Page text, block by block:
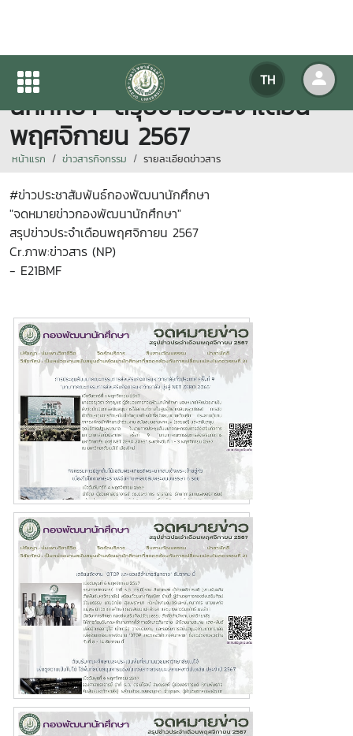
TH
"จดหมายข่าวกองพัฒนา
นักศึกษา" สรุปข่าวประจำเดือน
พฤศจิกายน 2567
หน้าแรก ข่าวสารกิจกรรม รายละเอียดข่าวสาร
#ข่าวประชาสัมพันธ์กองพัฒนานักศึกษา
"จดหมายข่าวกองพัฒนานักศึกษา"
สรุปข่าวประจำเดือนพฤศจิกายน 2567
Cr.ภาพ:ข่าวสาร (NP)
- E21BMF